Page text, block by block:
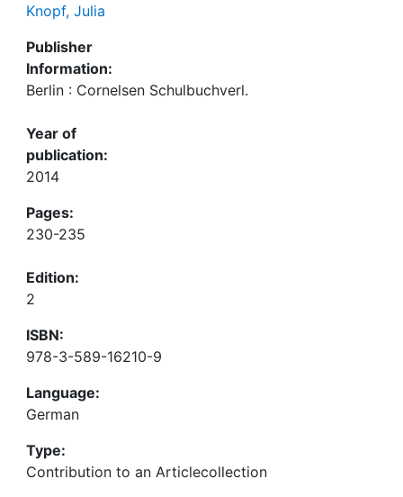
Knopf, Julia
Publisher
Information:
Berlin : Cornelsen Schulbuchverl.
Year of
publication:
2014
Pages:
230-235
Edition:
2
ISBN:
978-3-589-16210-9
Language:
German
Type:
Contribution to an Articlecollection